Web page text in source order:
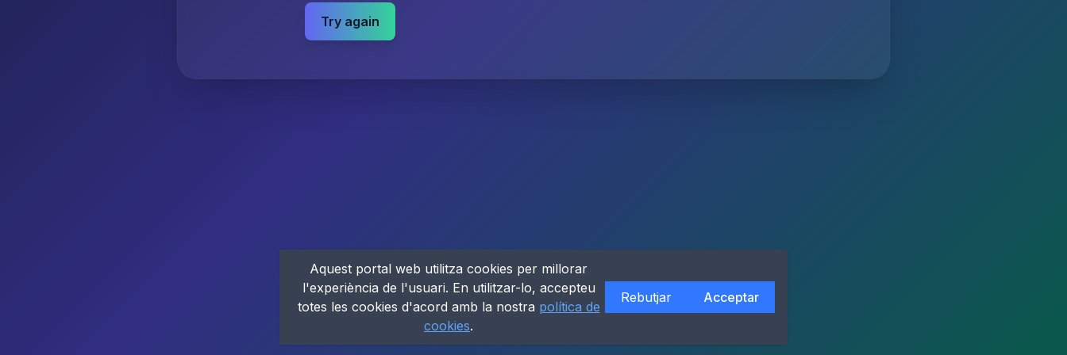
Try again
Aquest portal web utilitza cookies per millorar
l'experiència de l'usuari. En utilitzar-lo, accepteu
totes les cookies d'acord amb la nostra política de
cookies.
Rebutjar Acceptar